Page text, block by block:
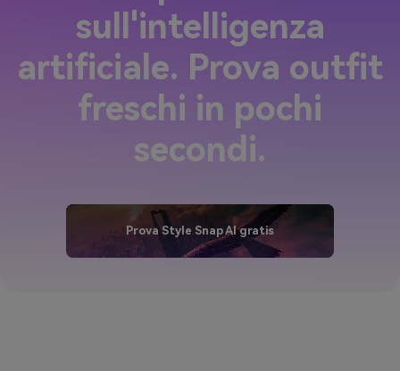
sull'intelligenza
artificiale. Prova outfit
freschi in pochi
secondi.
Prova Style Snap AI gratis